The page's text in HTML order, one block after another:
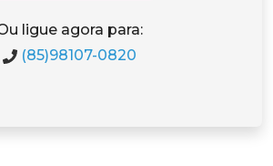
ligue agora para:
(85)98107-0820